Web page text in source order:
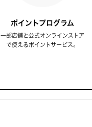
ポイントプログラム
一部店舗と公式オンラインストア
で使えるポイントサービス。